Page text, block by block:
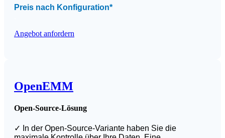
Preis nach Konfiguration*
Angebot anfordern
OpenEMM
Open-Source-Lösung
✓
In der Open-Source-Variante haben Sie die